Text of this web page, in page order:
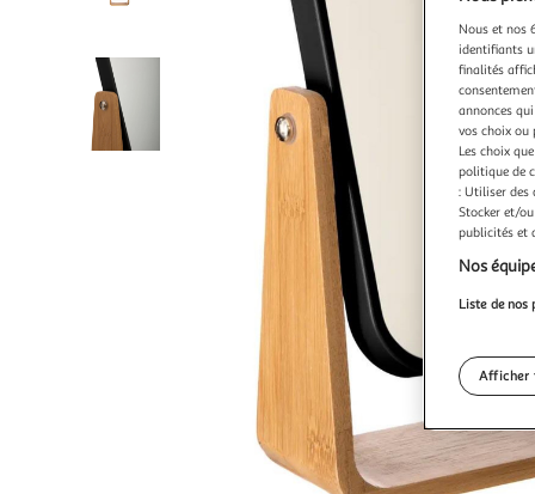
Nous et nos
identifiants
finalités
annonces
vos choix ou
Les choix
politique de
: Utiliser des
Stocker et/
publicités et
Nos
Liste de nos
Afficher